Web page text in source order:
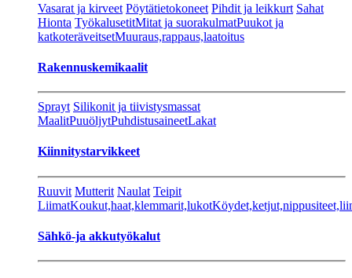
Vasarat ja kirveet Pöytätietokoneet Pihdit ja leikkurt Sahat
Hionta TyökalusetitMitat ja suorakulmatPuukot ja
katkoteräveitsetMuuraus,rappaus,laatoitus
Rakennuskemikaalit
Sprayt Silikonit ja tiivistysmassat
MaalitPuuöljytPuhdistusaineetLakat
Kiinnitystarvikkeet
Ruuvit Mutterit Naulat Teipit
LiimatKoukut,haat,klemmarit,lukot
Sähkö-ja akkutyökalut